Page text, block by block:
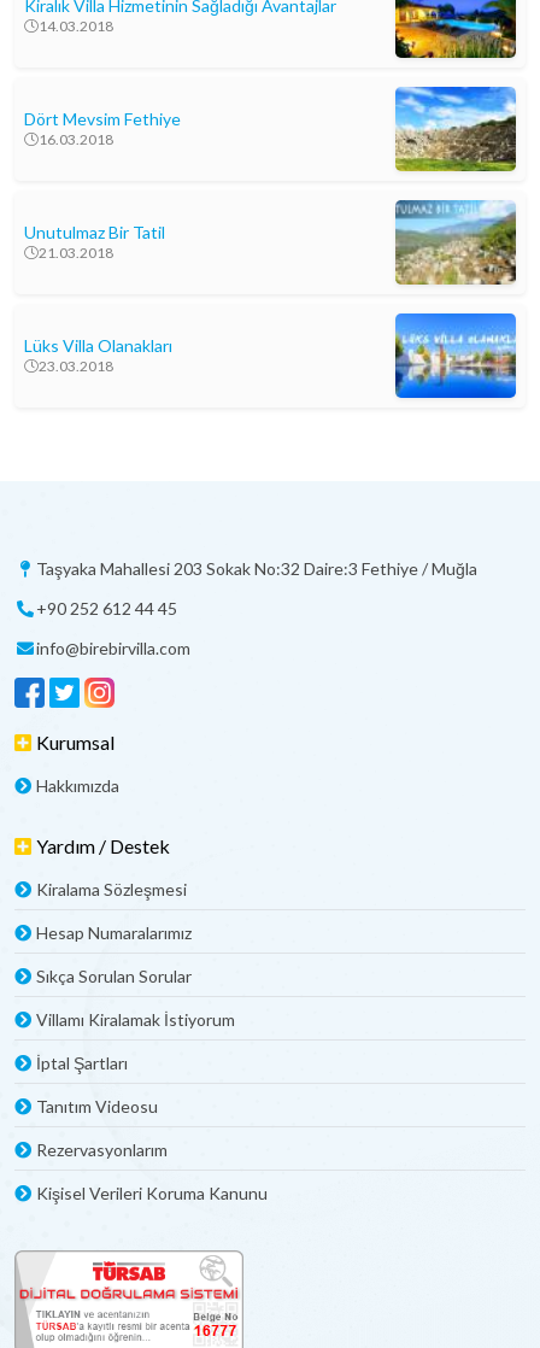
Kiralık Villa Hizmetinin Sağladığı Avantajlar
14.03.2018
Dört Mevsim Fethiye
16.03.2018
Unutulmaz Bir Tatil
21.03.2018
Lüks Villa Olanakları
23.03.2018
Taşyaka Mahallesi 203 Sokak No:32 Daire:3 Fethiye / Muğla
+90 252 612 44 45
info@birebirvilla.com
Kurumsal
Hakkımızda
Yardım / Destek
Kiralama Sözleşmesi
Hesap Numaralarımız
Sıkça Sorulan Sorular
Villamı Kiralamak İstiyorum
İptal Şartları
Tanıtım Videosu
Rezervasyonlarım
Kişisel Verileri Koruma Kanunu